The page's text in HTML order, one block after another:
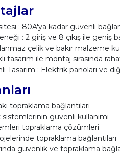
: 80A'ya kadar güvenli
: 2 giriş ve 8 çıkış ile geniş
çelik ve bakır malzeme
tasarım ile montaj sırasında
Tasarım : Elektrik panoları ve
topraklama bağlantıları
güvenli kullanımı
topraklama çözümleri
topraklama bağlantıları
güvenlik ve topraklama